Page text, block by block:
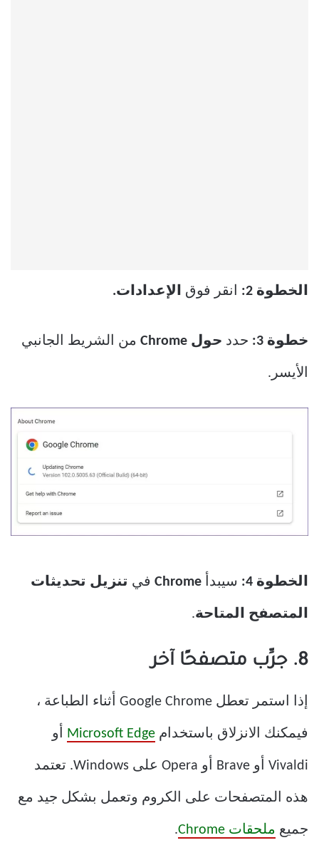
الخطوة 2: انقر فوق الإعدادات.
خطوة 3: حدد حول Chrome من الشريط الجانبي
الأيسر.
الخطوة 4: سيبدأ Chrome في تنزيل تحديثات
المتصفح المتاحة.
8. جرِّب متصفحًا آخر
إذا استمر تعطل Google Chrome أثناء الطباعة ،
فيمكنك الانزلاق باستخدام Microsoft Edge أو
Vivaldi أو Brave أو Opera على Windows. تعتمد
هذه المتصفحات على الكروم وتعمل بشكل جيد مع
جميع ملحقات Chrome .